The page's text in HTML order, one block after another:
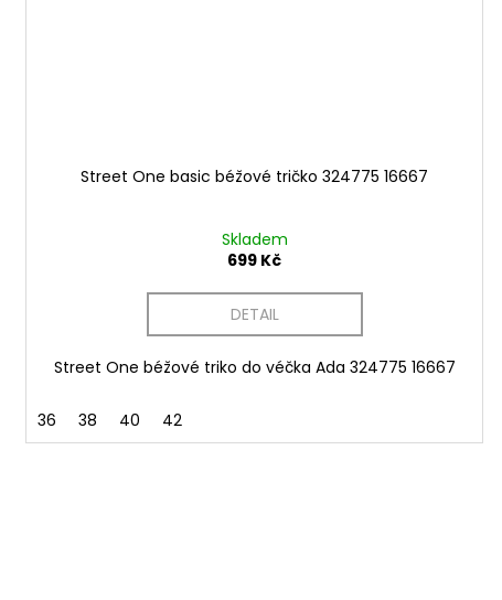
Street One basic béžové tričko 324775 16667
Skladem
699 Kč
DETAIL
Street One béžové triko do véčka Ada 324775 16667
36 38 40 42